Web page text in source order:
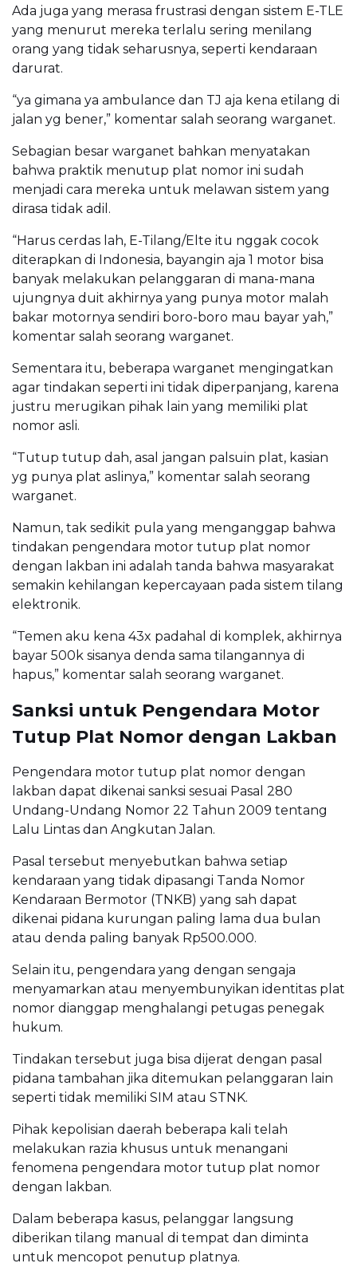
Ada juga yang merasa frustrasi dengan sistem E-TLE
yang menurut mereka terlalu sering menilang
orang yang tidak seharusnya, seperti kendaraan
darurat.
“ya gimana ya ambulance dan TJ aja kena etilang di
jalan yg bener,” komentar salah seorang warganet.
Sebagian besar warganet bahkan menyatakan
bahwa praktik menutup plat nomor ini sudah
menjadi cara mereka untuk melawan sistem yang
dirasa tidak adil.
“Harus cerdas lah, E-Tilang/Elte itu nggak cocok
diterapkan di Indonesia, bayangin aja 1 motor bisa
banyak melakukan pelanggaran di mana-mana
ujungnya duit akhirnya yang punya motor malah
bakar motornya sendiri boro-boro mau bayar yah,”
komentar salah seorang warganet.
Sementara itu, beberapa warganet mengingatkan
agar tindakan seperti ini tidak diperpanjang, karena
justru merugikan pihak lain yang memiliki plat
nomor asli.
“Tutup tutup dah, asal jangan palsuin plat, kasian
yg punya plat aslinya,” komentar salah seorang
warganet.
Namun, tak sedikit pula yang menganggap bahwa
tindakan pengendara motor tutup plat nomor
dengan lakban ini adalah tanda bahwa masyarakat
semakin kehilangan kepercayaan pada sistem tilang
elektronik.
“Temen aku kena 43x padahal di komplek, akhirnya
bayar 500k sisanya denda sama tilangannya di
hapus,” komentar salah seorang warganet.
Sanksi untuk Pengendara Motor
Tutup Plat Nomor dengan Lakban
Pengendara motor tutup plat nomor dengan
lakban dapat dikenai sanksi sesuai Pasal 280
Undang-Undang Nomor 22 Tahun 2009 tentang
Lalu Lintas dan Angkutan Jalan.
Pasal tersebut menyebutkan bahwa setiap
kendaraan yang tidak dipasangi Tanda Nomor
Kendaraan Bermotor (TNKB) yang sah dapat
dikenai pidana kurungan paling lama dua bulan
atau denda paling banyak Rp500.000.
Selain itu, pengendara yang dengan sengaja
menyamarkan atau menyembunyikan identitas plat
nomor dianggap menghalangi petugas penegak
hukum.
Tindakan tersebut juga bisa dijerat dengan pasal
pidana tambahan jika ditemukan pelanggaran lain
seperti tidak memiliki SIM atau STNK.
Pihak kepolisian daerah beberapa kali telah
melakukan razia khusus untuk menangani
fenomena pengendara motor tutup plat nomor
dengan lakban.
Dalam beberapa kasus, pelanggar langsung
diberikan tilang manual di tempat dan diminta
untuk mencopot penutup platnya.